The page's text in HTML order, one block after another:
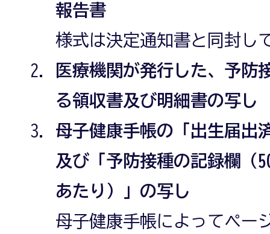
報告書
様式は決定通知書と同封し
医療機関が発行した、予防
る領収書及び明細書の写し
母子健康手帳の「出生届出
及び「予防接種の記録欄（
あたり）」の写し
母子健康手帳によってペー